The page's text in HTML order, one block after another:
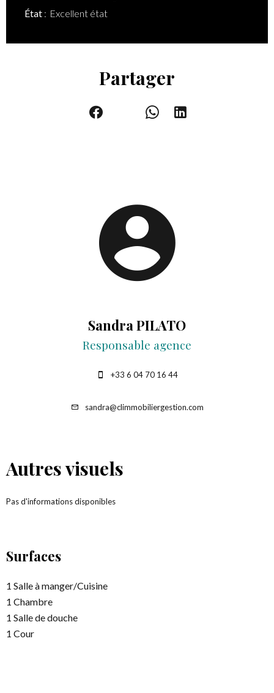
État
Excellent état
Partager
Sandra PILATO
Responsable agence
+33 6 04 70 16 44
sandra@climmobiliergestion.com
Autres visuels
Pas d'informations disponibles
Surfaces
1 Salle à manger/Cuisine
1 Chambre
1 Salle de douche
1 Cour